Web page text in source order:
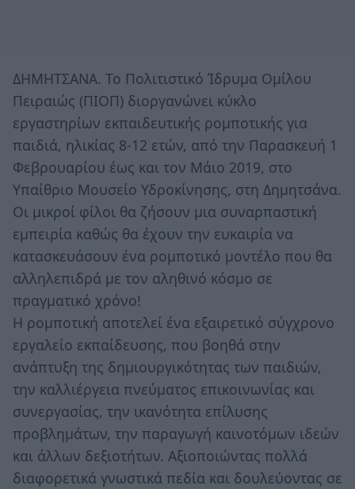
ΔΗΜΗΤΣΑΝΑ. Το Πολιτιστικό Ίδρυμα Ομίλου
Πειραιώς (ΠΙΟΠ) διοργανώνει κύκλο
εργαστηρίων εκπαιδευτικής ρομποτικής για
παιδιά, ηλικίας 8-12 ετών, από την Παρασκευή 1
Φεβρουαρίου έως και τον Μάιο 2019, στο
Υπαίθριο Μουσείο Υδροκίνησης, στη Δημητσάνα.
Οι μικροί φίλοι θα ζήσουν μια συναρπαστική
εμπειρία καθώς θα έχουν την ευκαιρία να
κατασκευάσουν ένα ρομποτικό μοντέλο που θα
αλληλεπιδρά με τον αληθινό κόσμο σε
πραγματικό χρόνο!
Η ρομποτική αποτελεί ένα εξαιρετικό σύγχρονο
εργαλείο εκπαίδευσης, που βοηθά στην
ανάπτυξη της δημιουργικότητας των παιδιών,
την καλλιέργεια πνεύματος επικοινωνίας και
συνεργασίας, την ικανότητα επίλυσης
προβλημάτων, την παραγωγή καινοτόμων ιδεών
και άλλων δεξιοτήτων. Αξιοποιώντας πολλά
διαφορετικά γνωστικά πεδία και δουλεύοντας σε